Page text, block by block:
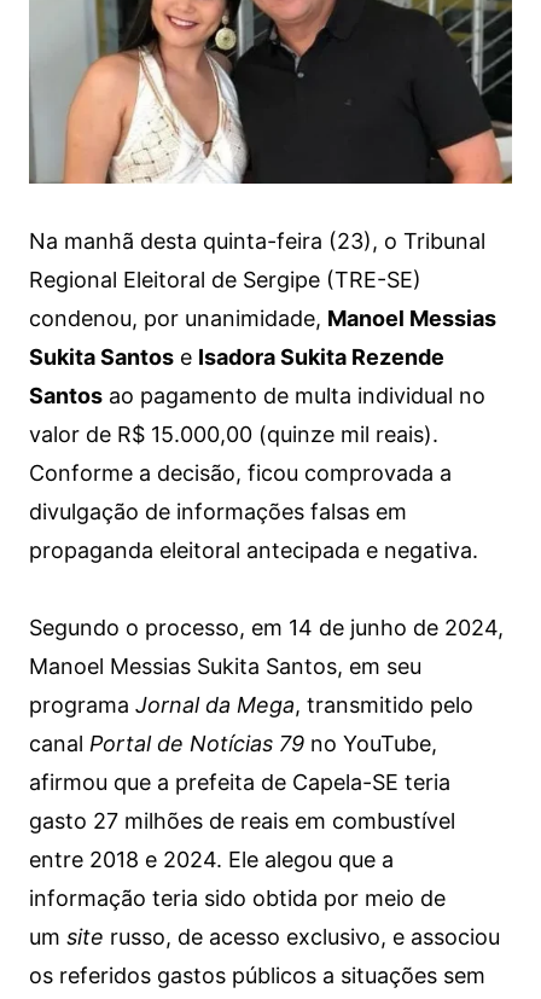
Na manhã desta quinta-feira (23), o Tribunal
Regional Eleitoral de Sergipe (TRE-SE)
condenou, por unanimidade, Manoel Messias
Sukita Santos e Isadora Sukita Rezende
Santos ao pagamento de multa individual no
valor de R$ 15.000,00 (quinze mil reais).
Conforme a decisão, ficou comprovada a
divulgação de informações falsas em
propaganda eleitoral antecipada e negativa.
Segundo o processo, em 14 de junho de 2024,
Manoel Messias Sukita Santos, em seu
programa Jornal da Mega, transmitido pelo
canal Portal de Notícias 79 no YouTube,
afirmou que a prefeita de Capela-SE teria
gasto 27 milhões de reais em combustível
entre 2018 e 2024. Ele alegou que a
informação teria sido obtida por meio de
um site russo, de acesso exclusivo, e associou
os referidos gastos públicos a situações sem